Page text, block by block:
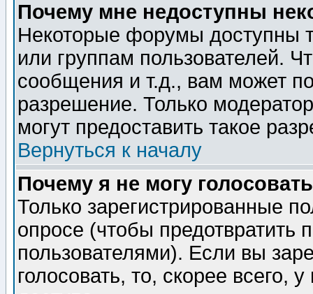
Почему мне недоступны
Некоторые форумы доступны
или группам пользователей.
сообщения и т.д., вам может
разрешение. Только
могут предоставить такое
Вернуться к началу
Почему я не могу
Только зарегистрированные
опросе (чтобы предотвратить
пользователями). Если вы
голосовать, то, скорее всего,